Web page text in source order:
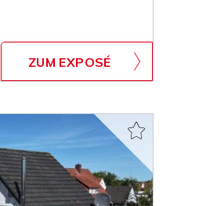
ZUM EXPOSÉ